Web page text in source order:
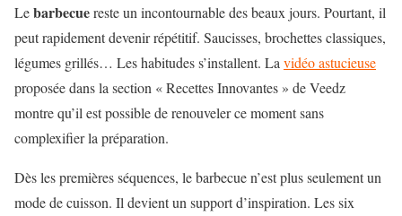
Lebarbecuereste un incontournable des beaux jours. Pourtant, il
peut rapidement devenir répétitif. Saucisses, brochettes classiques,
légumes grillés… Les habitudes s’installent. La vidéo astucieuse
proposée dans la section « Recettes Innovantes » de Veedz
montre qu’il est possible de renouveler ce moment sans
complexifier la préparation.
Dès les premières séquences, le barbecue n’est plus seulement un
mode de cuisson. Il devient un support d’inspiration. Les six